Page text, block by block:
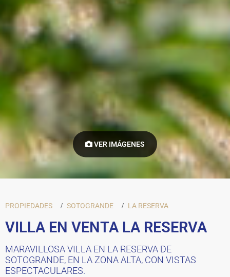
VER IMÁGENES
PROPIEDADES SOTOGRANDE LA RESERVA
VILLA EN VENTA LA RESERVA
MARAVILLOSA VILLA EN LA RESERVA DE
SOTOGRANDE, EN LA ZONA ALTA, CON VISTAS
ESPECTACULARES.